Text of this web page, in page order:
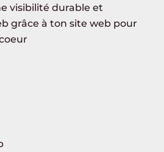
visibilité durable et
grâce à ton site web pour